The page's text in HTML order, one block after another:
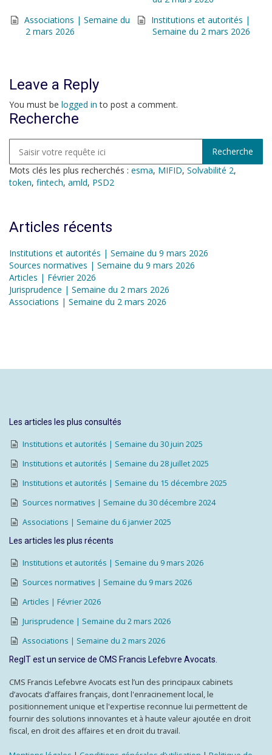
Associations | Semaine du
2 mars 2026
Institutions et autorités |
Semaine du 2 mars 2026
Leave a Reply
You must be logged in to post a comment.
Recherche
Mots clés les plus recherchés : esma, MIFID, Solvabilité 2,
token, fintech, amld, PSD2
Articles récents
Institutions et autorités | Semaine du 9 mars 2026
Sources normatives | Semaine du 9 mars 2026
Articles | Février 2026
Jurisprudence | Semaine du 2 mars 2026
Associations | Semaine du 2 mars 2026
Les articles les plus consultés
Institutions et autorités | Semaine du 30 juin 2025
Institutions et autorités | Semaine du 28 juillet 2025
Institutions et autorités | Semaine du 15 décembre 2025
Sources normatives | Semaine du 30 décembre 2024
Associations | Semaine du 6 janvier 2025
Les articles les plus récents
Institutions et autorités | Semaine du 9 mars 2026
Sources normatives | Semaine du 9 mars 2026
Articles | Février 2026
Jurisprudence | Semaine du 2 mars 2026
Associations | Semaine du 2 mars 2026
RegIT est un service de CMS Francis Lefebvre Avocats.
CMS Francis Lefebvre Avocats est l’un des principaux cabinets
d’avocats d’affaires français, dont l'enracinement local, le
positionnement unique et l'expertise reconnue lui permettent de
fournir des solutions innovantes et à haute valeur ajoutée en droit
fiscal, en droit des affaires et en droit du travail.